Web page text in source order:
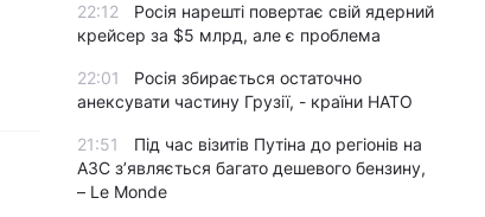
22:12
Росія нарешті повертає свій ядерний
крейсер за $5 млрд, але є проблема
22:01
Росія збирається остаточно
анексувати частину Грузії, - країни НАТО
21:51
Під час візитів Путіна до регіонів на
АЗС з’являється багато дешевого бензину,
– Le Monde